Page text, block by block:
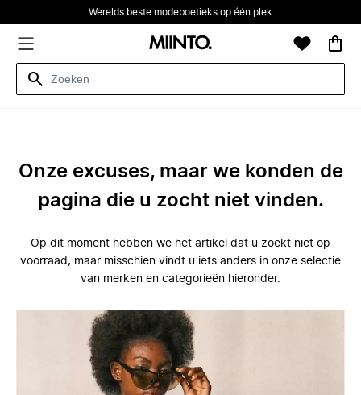
Werelds beste modeboetieks op één plek
Onze excuses, maar we konden de
pagina die u zocht niet vinden.
Op dit moment hebben we het artikel dat u zoekt niet op
voorraad, maar misschien vindt u iets anders in onze selectie
van merken en categorieën hieronder.